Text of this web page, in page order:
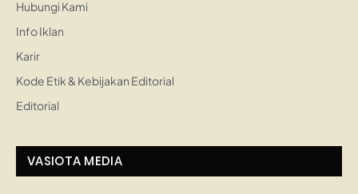
Hubungi Kami
Info Iklan
Karir
Kode Etik & Kebijakan Editorial
Editorial
VASIOTA MEDIA